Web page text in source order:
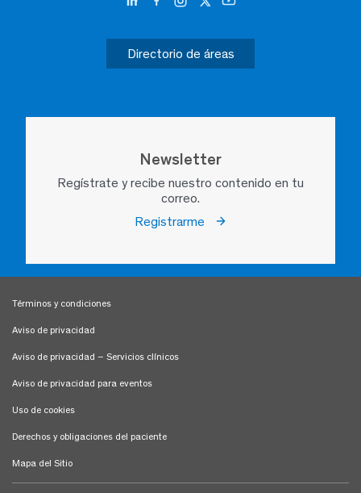
Directorio de áreas
Newsletter
Regístrate y recibe nuestro contenido en tu
correo.
Registrarme
Términos y condiciones
Aviso de privacidad
Aviso de privacidad – Servicios clínicos
Aviso de privacidad para eventos
Uso de cookies
Derechos y obligaciones del paciente
Mapa del Sitio